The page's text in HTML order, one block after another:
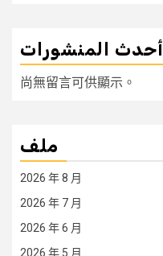
أحدث المنشورات
尚無留言可供顯示。
ملف
2026 年 8 月
2026 年 7 月
2026 年 6 月
2026 年 5 月